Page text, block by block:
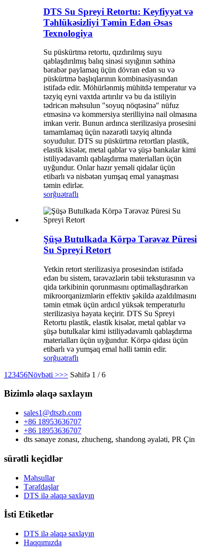
DTS Su Spreyi Retortu: Keyfiyyət və
Təhlükəsizliyi Təmin Edən Əsas
Texnologiya
Su püskürtmə retortu, qızdırılmış suyu
qablaşdırılmış balıq sinəsi sıyığının səthinə
bərabər paylamaq üçün dövran edən su və
püskürtmə başlıqlarının kombinasiyasından
istifadə edir. Möhürlənmiş mühitdə temperatur və
təzyiq eyni vaxtda artırılır və bu da istiliyin
tədricən məhsulun "soyuq nöqtəsinə" nüfuz
etməsinə və kommersiya sterilliyinə nail olmasına
imkan verir. Bunun ardınca sterilizasiya prosesini
tamamlamaq üçün nəzarətli təzyiq altında
soyudulur. DTS su püskürtmə retortları plastik,
elastik kisələr, metal qablar və şüşə bankalar kimi
istiliyədavamlı qablaşdırma materialları üçün
uyğundur. Onlar hazır yeməli qidalar üçün
etibarlı və nisbətən yumşaq emal yanaşması
təmin edirlər.
sorğuətraflı
Şüşə Butulkada Körpə Tərəvəz Püresi
Su Spreyi Retort
Yetkin retort sterilizasiya prosesindən istifadə
edən bu sistem, tərəvəzlərin təbii teksturasının və
qida tərkibinin qorunmasını optimallaşdırarkən
mikroorqanizmlərin effektiv şəkildə azaldılmasını
təmin etmək üçün ardıcıl yüksək temperaturlu
sterilizasiya həyata keçirir. DTS Su Spreyi
Retortu plastik, elastik kisələr, metal qablar və
şüşə butulkalar kimi istiliyədavamlı qablaşdırma
materialları üçün uyğundur. Körpə qidası üçün
etibarlı və yumşaq emal həlli təmin edir.
sorğuətraflı
1 23456Növbəti >>> Səhifə 1 / 6
Bizimlə əlaqə saxlayın
sales1@dtszb.com
+86 18953636707
+86 18953636707
dts sənaye zonası, zhucheng, shandong əyaləti, PR Çin
sürətli keçidlər
Məhsullar
Tərəfdaşlar
DTS ilə əlaqə saxlayın
İsti Etiketlər
DTS ilə əlaqə saxlayın
Haqqımızda